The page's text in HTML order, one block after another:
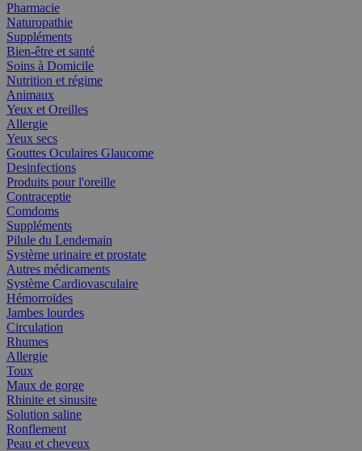
Pharmacie
Naturopathie
Suppléments
Bien-être et santé
Soins à Domicile
Nutrition et régime
Animaux
Yeux et Oreilles
Allergie
Yeux secs
Gouttes Oculaires Glaucome
Desinfections
Produits pour l'oreille
Contraceptie
Comdoms
Suppléments
Pilule du Lendemain
Système urinaire et prostate
Autres médicaments
Système Cardiovasculaire
Hémorroïdes
Jambes lourdes
Circulation
Rhumes
Allergie
Toux
Maux de gorge
Rhinite et sinusite
Solution saline
Ronflement
Peau et cheveux